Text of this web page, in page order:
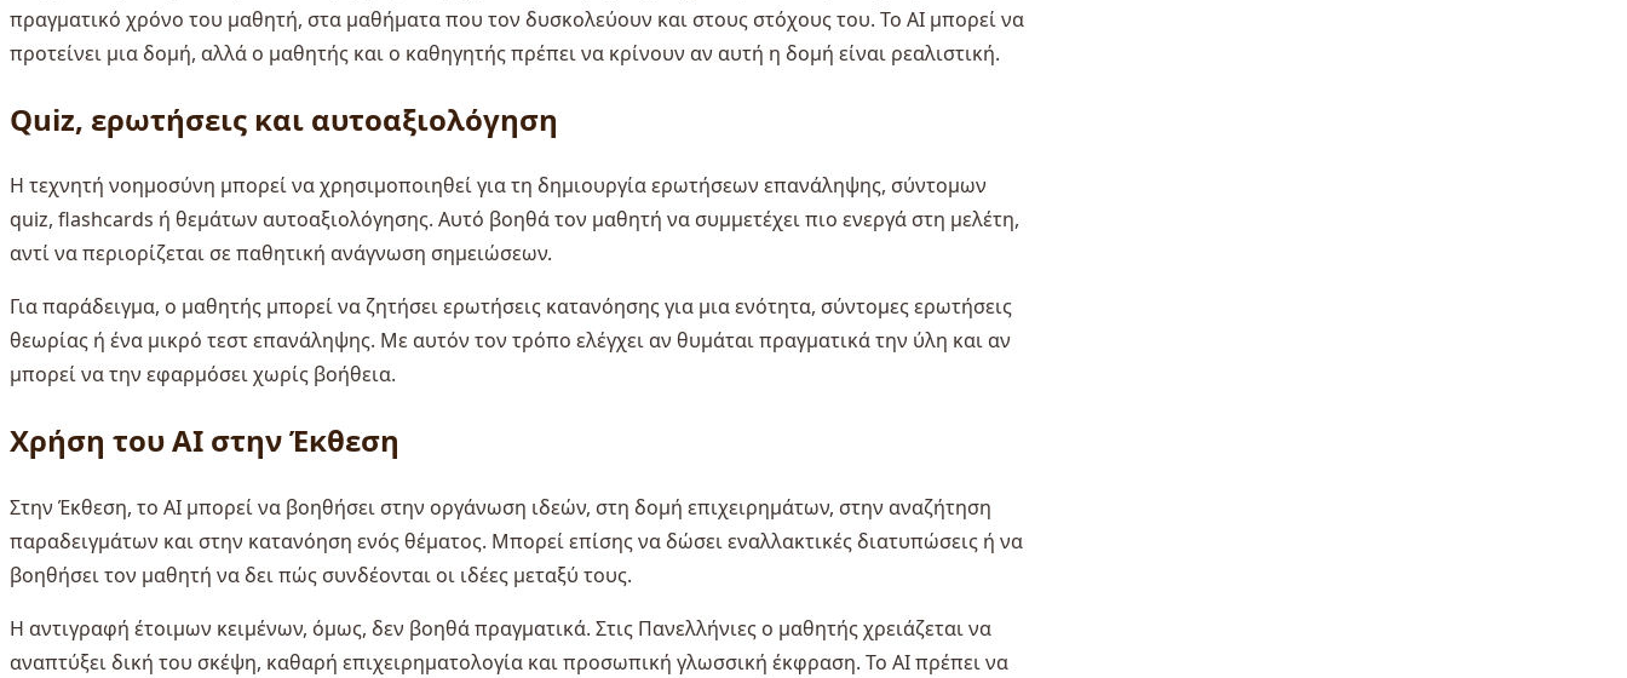
πραγματικό χρόνο του μαθητή, στα μαθήματα που τον δυσκολεύουν και στους στόχους του. Το AI μπορεί να
προτείνει μια δομή, αλλά ο μαθητής και ο καθηγητής πρέπει να κρίνουν αν αυτή η δομή είναι ρεαλιστική.
Quiz, ερωτήσεις και αυτοαξιολόγηση
Η τεχνητή νοημοσύνη μπορεί να χρησιμοποιηθεί για τη δημιουργία ερωτήσεων επανάληψης, σύντομων
quiz, flashcards ή θεμάτων αυτοαξιολόγησης. Αυτό βοηθά τον μαθητή να συμμετέχει πιο ενεργά στη μελέτη,
αντί να περιορίζεται σε παθητική ανάγνωση σημειώσεων.
Για παράδειγμα, ο μαθητής μπορεί να ζητήσει ερωτήσεις κατανόησης για μια ενότητα, σύντομες ερωτήσεις
θεωρίας ή ένα μικρό τεστ επανάληψης. Με αυτόν τον τρόπο ελέγχει αν θυμάται πραγματικά την ύλη και αν
μπορεί να την εφαρμόσει χωρίς βοήθεια.
Χρήση του AI στην Έκθεση
Στην Έκθεση, το AI μπορεί να βοηθήσει στην οργάνωση ιδεών, στη δομή επιχειρημάτων, στην αναζήτηση
παραδειγμάτων και στην κατανόηση ενός θέματος. Μπορεί επίσης να δώσει εναλλακτικές διατυπώσεις ή να
βοηθήσει τον μαθητή να δει πώς συνδέονται οι ιδέες μεταξύ τους.
Η αντιγραφή έτοιμων κειμένων, όμως, δεν βοηθά πραγματικά. Στις Πανελλήνιες ο μαθητής χρειάζεται να
αναπτύξει δική του σκέψη, καθαρή επιχειρηματολογία και προσωπική γλωσσική έκφραση. Το AI πρέπει να